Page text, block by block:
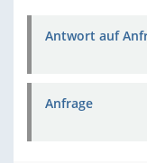
Antwort auf
Anfrage